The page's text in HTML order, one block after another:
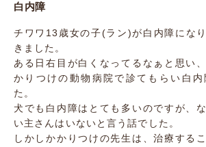
白内障
チワワ13歳女の子(ラン)が白内障にな
きました。
ある日右目が白くなってるなぁと思い
かりつけの動物病院で診てもらい白内
た。
犬でも白内障はとても多いのですが、
い主さんはいないと言う話でした。
しかしかかりつけの先生は、治療する